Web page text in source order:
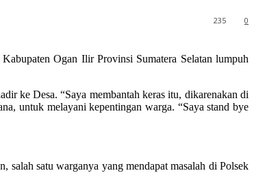
0
235
Ogan Ilir Provinsi Sumatera Selatan lumpuh
ke Desa. “Saya membantah keras itu, dikarenakan di
untuk melayani kepentingan warga. “Saya stand bye
salah satu warganya yang mendapat masalah di Polsek